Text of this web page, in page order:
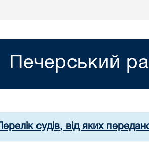
Печерський
Перелік судів, від яких